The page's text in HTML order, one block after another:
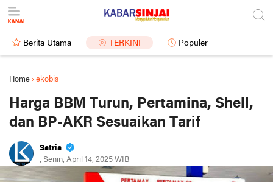
Berita Utama TERKINI Populer
Home › ekobis
Harga BBM Turun, Pertamina, Shell,
dan BP-AKR Sesuaikan Tarif
Satria
, Senin, April 14, 2025 WIB